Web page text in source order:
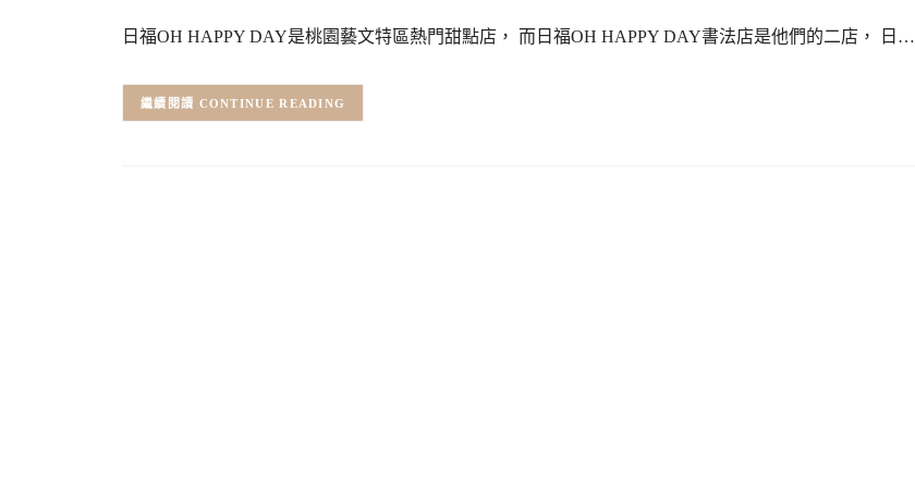
日福OH HAPPY DAY是桃園藝文特區熱門甜點店， 而日福OH HAPPY DAY書法店是他們的二店， 日…
CONTINUE READING